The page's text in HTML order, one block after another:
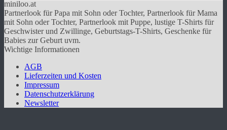
auf.
Die
Optionen
können
auf
der
gewählt
werden
miniloo.at
Partnerlook für Papa mit Sohn oder Tochter, Partnerlook für Mama
mit Sohn oder Tochter, Partnerlook mit Puppe, lustige T-Shirts für
Geschwister und Zwillinge, Geburtstags-T-Shirts, Geschenke für
Babies zur Geburt uvm.
Wichtige Informationen
AGB
Lieferzeiten und Kosten
Impressum
Datenschutzerklärung
Newsletter